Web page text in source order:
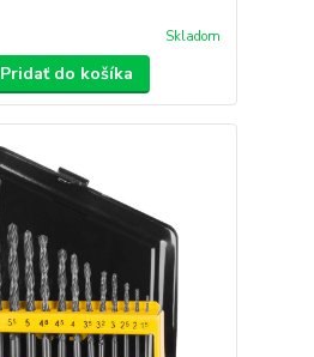
Skladom
Pridať do košíka